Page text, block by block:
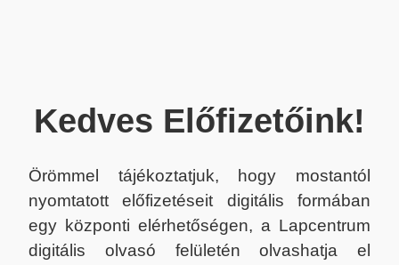
Kedves Előfizetőink!
Örömmel tájékoztatjuk, hogy mostantól
nyomtatott előfizetéseit digitális formában
egy központi elérhetőségen, a Lapcentrum
digitális olvasó felületén olvashatja el